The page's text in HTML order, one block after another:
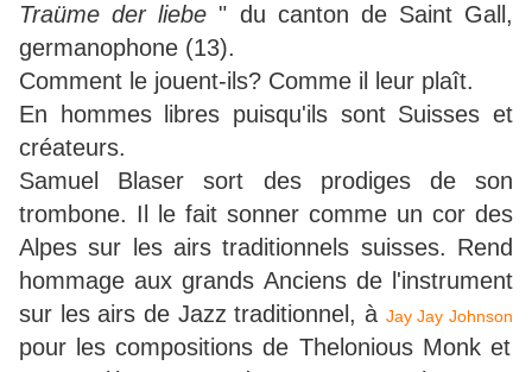
Traüme der liebe" du canton de Saint Gall,
germanophone (13).
Comment le jouent-ils? Comme il leur plaît.
En hommes libres puisqu'ils sont Suisses et
créateurs.
Samuel Blaser sort des prodiges de son
trombone. Il le fait sonner comme un cor des
Alpes sur les airs traditionnels suisses. Rend
hommage aux grands Anciens de l'instrument
sur les airs de Jazz traditionnel, à Jay Jay Johnson
pour les compositions de Thelonious Monk et